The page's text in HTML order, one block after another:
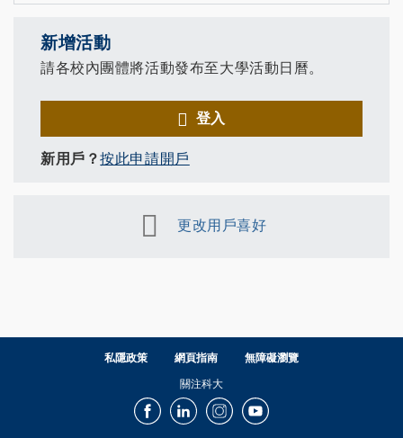
新增活動
請各校內團體將活動發布至大學活動日曆。
登入
新用戶？按此申請開戶
更改用戶喜好
私隱政策 網頁指南 無障礙瀏覽
關注科大
FacebookLinkedInInstagramYoutube